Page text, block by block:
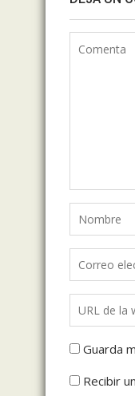
Guarda
Recibir